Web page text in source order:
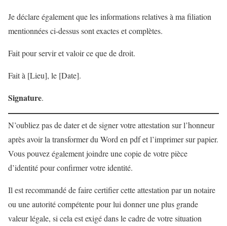
Je déclare également que les informations relatives à ma filiation
mentionnées ci-dessus sont exactes et complètes.
Fait pour servir et valoir ce que de droit.
Fait à [Lieu], le [Date].
Signature.
N’oubliez pas de dater et de signer votre attestation sur l’honneur
après avoir la transformer du Word en pdf et l’imprimer sur papier.
Vous pouvez également joindre une copie de votre pièce
d’identité pour confirmer votre identité.
Il est recommandé de faire certifier cette attestation par un notaire
ou une autorité compétente pour lui donner une plus grande
valeur légale, si cela est exigé dans le cadre de votre situation